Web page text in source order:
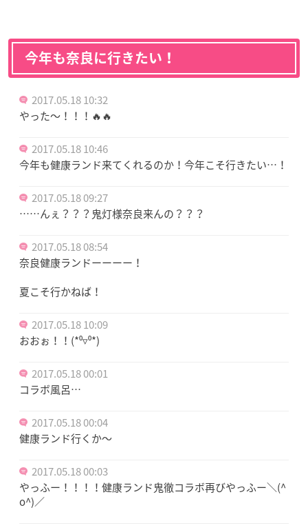
今年も奈良に行きたい！
2017.05.18 10:32
やった～！！！🔥🔥
2017.05.18 10:46
今年も健康ランド来てくれるのか！今年こそ行きたい…！
2017.05.18 09:27
……んぇ？？？鬼灯様奈良来んの？？？
2017.05.18 08:54
奈良健康ランドーーーー！
夏こそ行かねば！
2017.05.18 10:09
おおぉ！！(*⁰▿⁰*)
2017.05.18 00:01
コラボ風呂…
2017.05.18 00:04
健康ランド行くか～
2017.05.18 00:03
やっふー！！！！健康ランド鬼徹コラボ再びやっふー＼(^
o^)／